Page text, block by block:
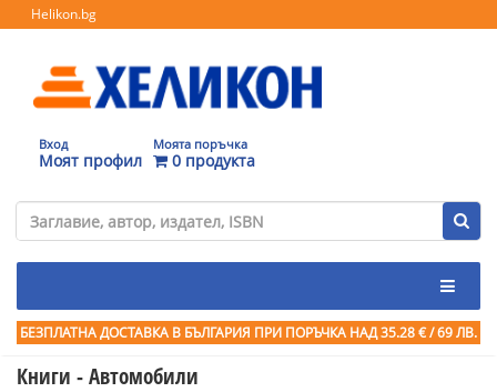
Helikon.bg
Вход
Моят профил
Моята поръчка
0 продукта
БЕЗПЛАТНА ДОСТАВКА В БЪЛГАРИЯ ПРИ ПОРЪЧКА НАД 35.28 € / 69 ЛВ.
Книги - Автомобили